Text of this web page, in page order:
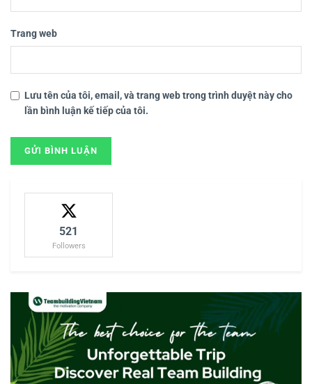
Trang web
Lưu tên của tôi, email, và trang web trong trình duyệt này cho
lần bình luận kế tiếp của tôi.
521
Followers